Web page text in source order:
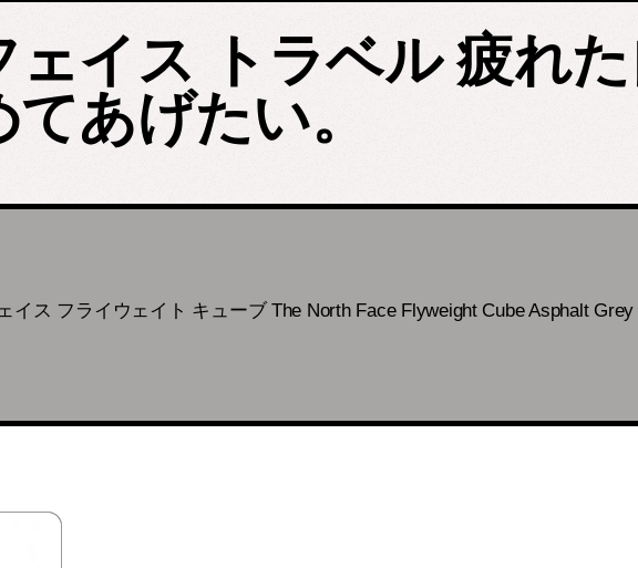
ェイス トラベル 疲れ
あげたい。
イス フライウェイト キューブ The North Face Flyweight Cube Asphalt